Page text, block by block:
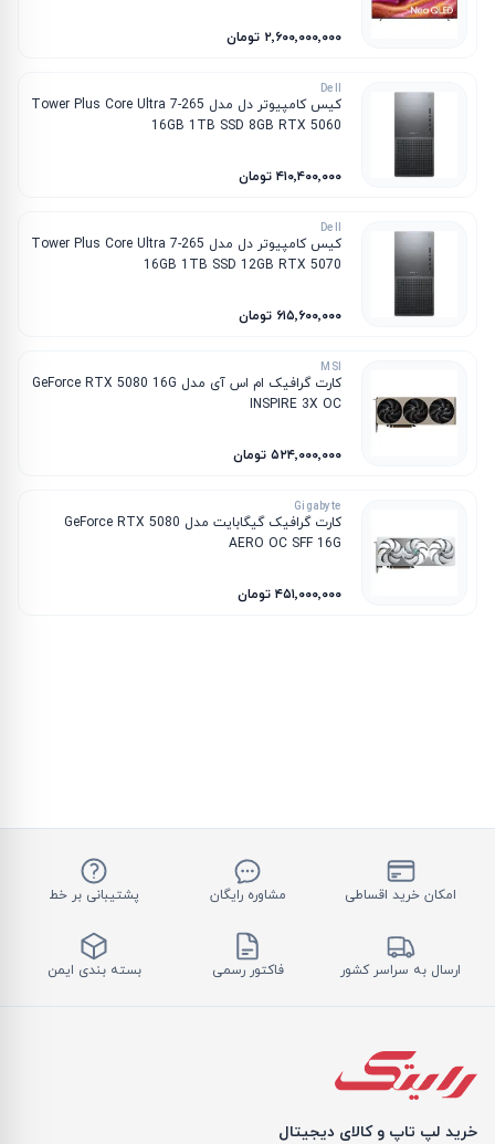
۲٬۶۰۰٬۰۰۰٬۰۰۰ تومان
Dell
کیس کامپیوتر دل مدل Tower Plus Core Ultra 7-265
16GB 1TB SSD 8GB RTX 5060
۴۱۰٬۴۰۰٬۰۰۰ تومان
Dell
کیس کامپیوتر دل مدل Tower Plus Core Ultra 7-265
16GB 1TB SSD 12GB RTX 5070
۶۱۵٬۶۰۰٬۰۰۰ تومان
MSI
کارت گرافیک ام‌ اس‌ آی مدل GeForce RTX 5080 16G
INSPIRE 3X OC
۵۲۴٬۰۰۰٬۰۰۰ تومان
Gigabyte
کارت گرافیک گیگابایت مدل GeForce RTX 5080
AERO OC SFF 16G
۴۵۱٬۰۰۰٬۰۰۰ تومان
امکان خرید اقساطی مشاوره رایگان پشتیبانی بر خط
ارسال به سراسر کشور فاکتور رسمی بسته بندی ایمن
خرید لپ تاپ و کالای دیجیتال